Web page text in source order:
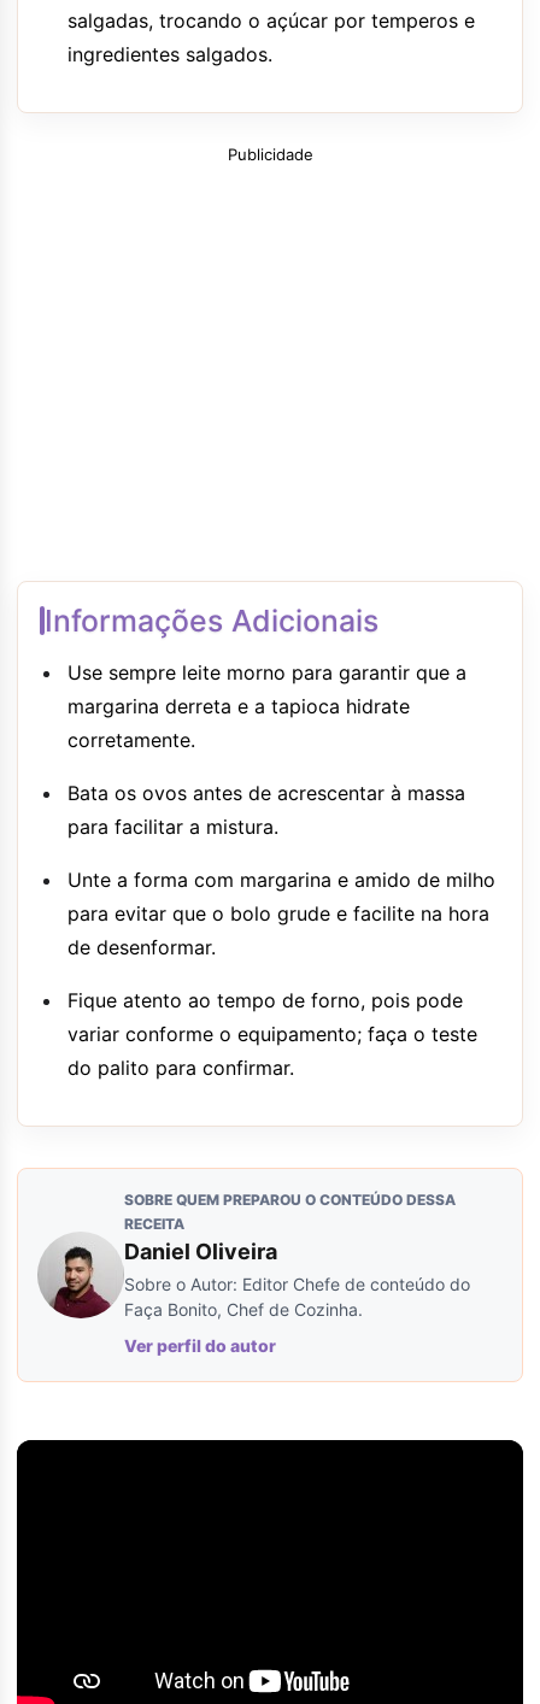
salgadas, trocando o açúcar por temperos e
ingredientes salgados.
Publicidade
Informações Adicionais
Use sempre leite morno para garantir que a
margarina derreta e a tapioca hidrate
corretamente.
Bata os ovos antes de acrescentar à massa
para facilitar a mistura.
Unte a forma com margarina e amido de milho
para evitar que o bolo grude e facilite na hora
de desenformar.
Fique atento ao tempo de forno, pois pode
variar conforme o equipamento; faça o teste
do palito para confirmar.
SOBRE QUEM PREPAROU O CONTEÚDO DESSA
RECEITA
Daniel Oliveira
Sobre o Autor: Editor Chefe de conteúdo do
Faça Bonito, Chef de Cozinha.
Ver perfil do autor